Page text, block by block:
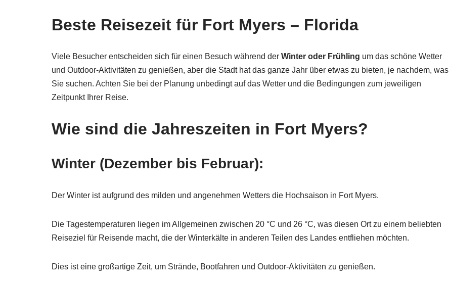
Beste Reisezeit für Fort Myers – Florida
Viele Besucher entscheiden sich für einen Besuch während der Winter oder Frühling um das schöne Wetter
und Outdoor-Aktivitäten zu genießen, aber die Stadt hat das ganze Jahr über etwas zu bieten, je nachdem, was
Sie suchen. Achten Sie bei der Planung unbedingt auf das Wetter und die Bedingungen zum jeweiligen
Zeitpunkt Ihrer Reise.
Wie sind die Jahreszeiten in Fort Myers?
Winter (Dezember bis Februar):
Der Winter ist aufgrund des milden und angenehmen Wetters die Hochsaison in Fort Myers.
Die Tagestemperaturen liegen im Allgemeinen zwischen 20 °C und 26 °C, was diesen Ort zu einem beliebten
Reiseziel für Reisende macht, die der Winterkälte in anderen Teilen des Landes entfliehen möchten.
Dies ist eine großartige Zeit, um Strände, Bootfahren und Outdoor-Aktivitäten zu genießen.